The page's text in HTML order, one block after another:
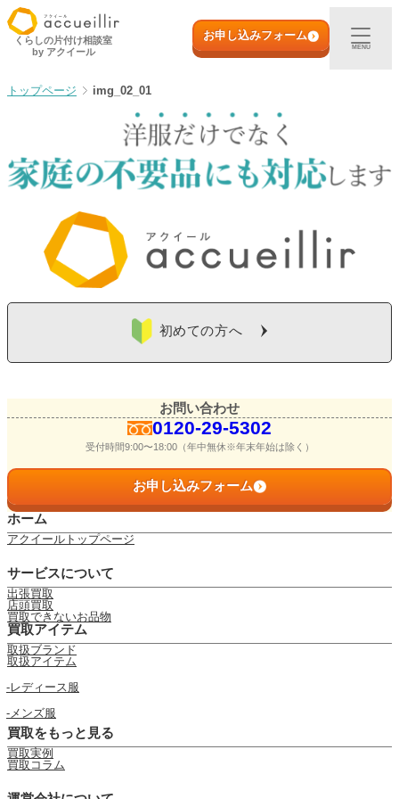
内
容
キ
初めての方へ
宅配買取
店頭買取
ご利用実例
取扱アイテム
よくある質問
お問い合わせ
0120-29-5302
くらしの片付け相談室
by アクイール
お申し込みフォーム
MENU
img_02_01
初めての方へ
お問い合わせ
0120-29-5302
受付時間9:00〜18:00（年中無休※年末年始は除く）
お申し込みフォーム
ホーム
アクイールトップページ
サービスについて
出張買取
店頭買取
買取できないお品物
買取アイテム
取扱ブランド
取扱アイテム
レディース服
メンズ服
買取をもっと見る
買取実例
買取コラム